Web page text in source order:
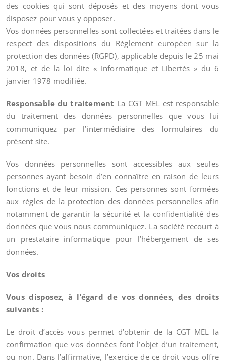
des cookies qui sont déposés et des moyens dont vous
disposez pour vous y opposer.
Vos données personnelles sont collectées et traitées dans le
respect des dispositions du Règlement européen sur la
protection des données (RGPD), applicable depuis le 25 mai
2018, et de la loi dite « Informatique et Libertés » du 6
janvier 1978 modifiée.
Responsable du traitement La CGT MEL est responsable
du traitement des données personnelles que vous lui
communiquez par l’intermédiaire des formulaires du
présent site.
Vos données personnelles sont accessibles aux seules
personnes ayant besoin d’en connaître en raison de leurs
fonctions et de leur mission. Ces personnes sont formées
aux règles de la protection des données personnelles afin
notamment de garantir la sécurité et la confidentialité des
données que vous nous communiquez. La société recourt à
un prestataire informatique pour l’hébergement de ses
données.
Vos droits
Vous disposez, à l’égard de vos données, des droits
suivants :
Le droit d’accès vous permet d’obtenir de la CGT MEL la
confirmation que vos données font l’objet d’un traitement,
ou non. Dans l’affirmative, l’exercice de ce droit vous offre